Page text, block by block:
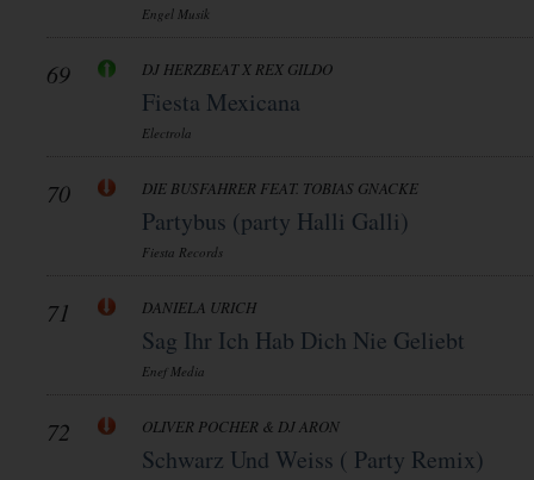
Engel Musik
69 DJ HERZBEAT X REX GILDO
Fiesta Mexicana
Electrola
70 DIE BUSFAHRER FEAT. TOBIAS GNACKE
Partybus (party Halli Galli)
Fiesta Records
71 DANIELA URICH
Sag Ihr Ich Hab Dich Nie Geliebt
Enef Media
72 OLIVER POCHER & DJ ARON
Schwarz Und Weiss ( Party Remix)